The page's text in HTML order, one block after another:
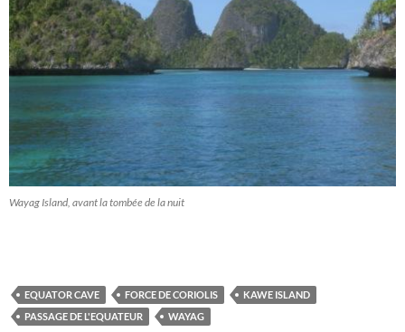
Wayag Island, avant la tombée de la nuit
EQUATOR CAVE FORCE DE CORIOLIS
KAWE ISLAND
PASSAGE DE L'EQUATEUR
WAYAG